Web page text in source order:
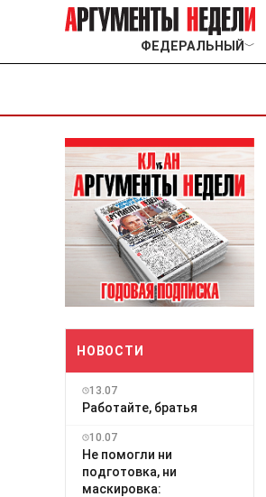
ФЕДЕРАЛЬНЫЙ ﹀
НОВОСТИ
13.07
Работайте, братья
10.07
Не помогли ни
подготовка, ни
маскировка: